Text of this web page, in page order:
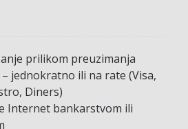
prilikom preuzimanja
– jednokratno ili na rate (Visa,
Diners)
Internet bankarstvom ili